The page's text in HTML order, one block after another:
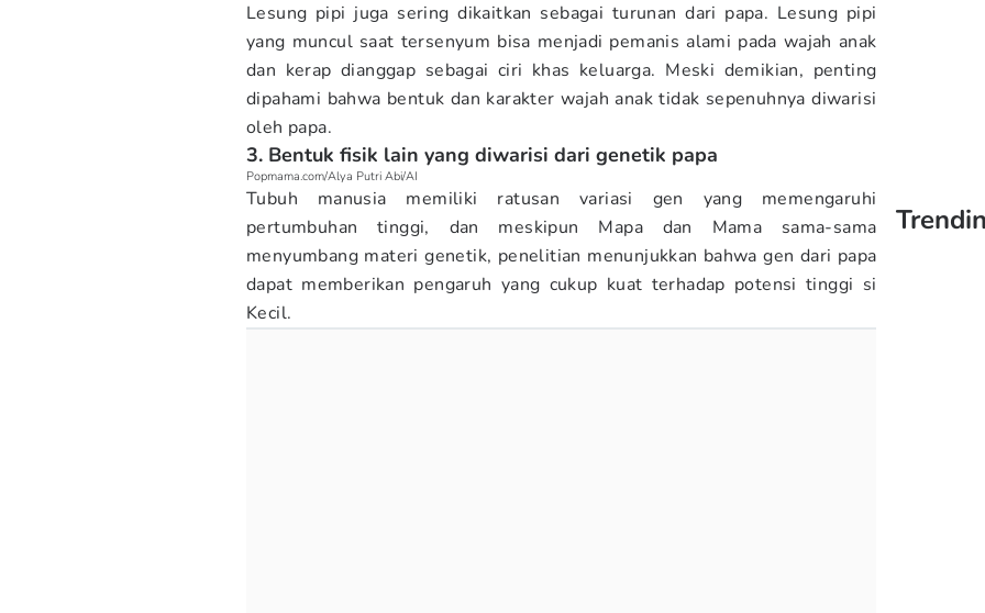
Lesung pipi juga sering dikaitkan sebagai turunan dari papa. Lesung pipi
yang muncul saat tersenyum bisa menjadi pemanis alami pada wajah anak
dan kerap dianggap sebagai ciri khas keluarga. Meski demikian, penting
dipahami bahwa bentuk dan karakter wajah anak tidak sepenuhnya diwarisi
oleh papa.
3. Bentuk fisik lain yang diwarisi dari genetik papa
Popmama.com/Alya Putri Abi/AI
Tubuh manusia memiliki ratusan variasi gen yang memengaruhi
pertumbuhan tinggi, dan meskipun Mapa dan Mama sama-sama
menyumbang materi genetik, penelitian menunjukkan bahwa gen dari papa
dapat memberikan pengaruh yang cukup kuat terhadap potensi tinggi si
Kecil.